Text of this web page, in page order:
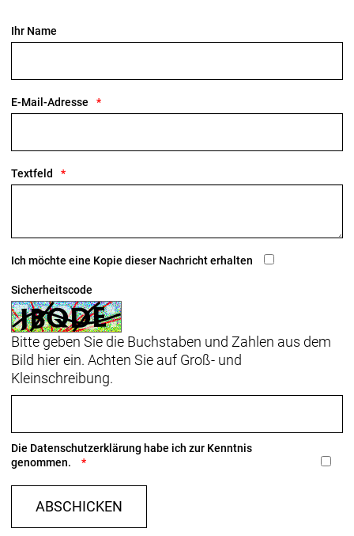
Ihr Name
E-Mail-Adresse
Textfeld
Ich möchte eine Kopie dieser Nachricht erhalten
Sicherheitscode
Bitte geben Sie die Buchstaben und Zahlen aus dem
Bild hier ein. Achten Sie auf Groß- und
Kleinschreibung.
Die Datenschutzerklärung habe ich zur Kenntnis
genommen.
ABSCHICKEN